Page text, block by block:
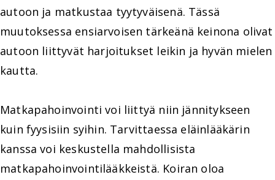
autoon ja matkustaa tyytyväisenä. Tässä
muutoksessa ensiarvoisen tärkeänä keinona olivat
autoon liittyvät harjoitukset leikin ja hyvän mielen
kautta.
Matkapahoinvointi voi liittyä niin jännitykseen
kuin fyysisiin syihin. Tarvittaessa eläinlääkärin
kanssa voi keskustella mahdollisista
matkapahoinvointilääkkeistä. Koiran oloa